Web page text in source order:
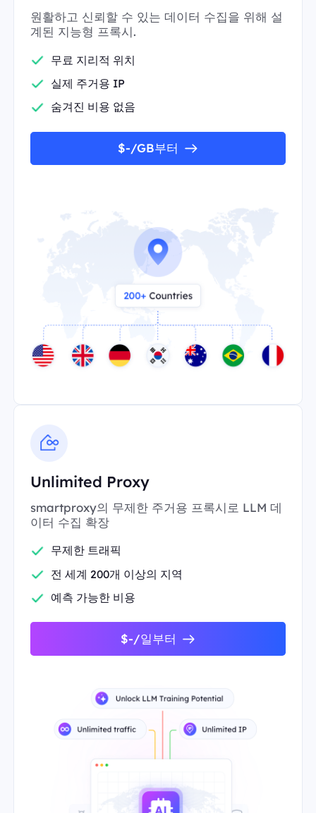
원활하고 신뢰할 수 있는 데이터 수집을 위해 설
계된 지능형 프록시.
무료 지리적 위치
실제 주거용 IP
숨겨진 비용 없음
$-/GB부터
Unlimited Proxy
smartproxy의 무제한 주거용 프록시로 LLM 데
이터 수집 확장
무제한 트래픽
전 세계 200개 이상의 지역
예측 가능한 비용
$-/일부터